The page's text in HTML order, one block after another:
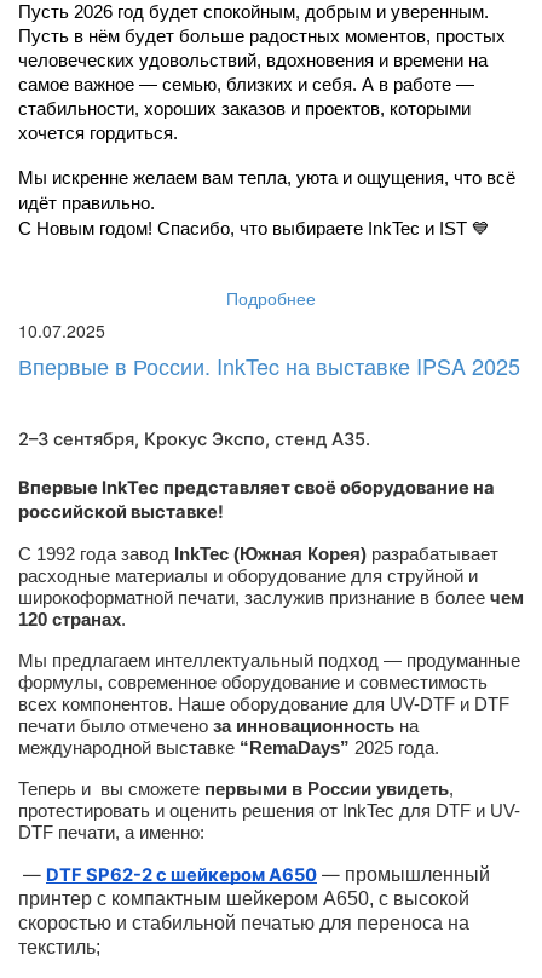
Пусть 2026 год будет спокойным, добрым и уверенным.
Пусть в нём будет больше радостных моментов, простых
человеческих удовольствий, вдохновения и времени на
самое важное — семью, близких и себя. А в работе —
стабильности, хороших заказов и проектов, которыми
хочется гордиться.
Мы искренне желаем вам тепла, уюта и ощущения, что всё
идёт правильно.
С Новым годом! Спасибо, что выбираете InkTec и IST 💙
Подробнее
10.07.2025
Впервые в России. InkTec на выставке IPSA 2025
2–3 сентября, Крокус Экспо, стенд A35.
Впервые InkTec представляет своё оборудование на
российской выставке!
С 1992 года завод InkTec (Южная Корея) разрабатывает
расходные материалы и оборудование для струйной и
широкоформатной печати, заслужив признание в более чем
120 странах.
Мы предлагаем интеллектуальный подход — продуманные
формулы, современное оборудование и совместимость
всех компонентов. Наше оборудование для UV-DTF и DTF
печати было отмечено за инновационность на
международной выставке “RemaDays” 2025 года.
Теперь и вы сможете первыми в России увидеть,
протестировать и оценить решения от InkTec для DTF и UV-
DTF печати, а именно:
— DTF SP62-2 с шейкером A650 — промышленный
принтер с компактным шейкером А650, с высокой
скоростью и стабильной печатью для переноса на
текстиль;